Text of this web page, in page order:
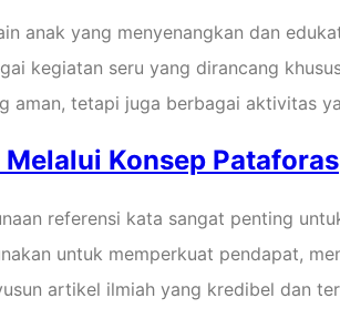
anak yang menyenangkan dan
kegiatan seru yang dirancang
aman, tetapi juga berbagai aktivitas
Konsep Pataforas
referensi kata sangat penting
untuk memperkuat pendapat,
artikel ilmiah yang kredibel dan